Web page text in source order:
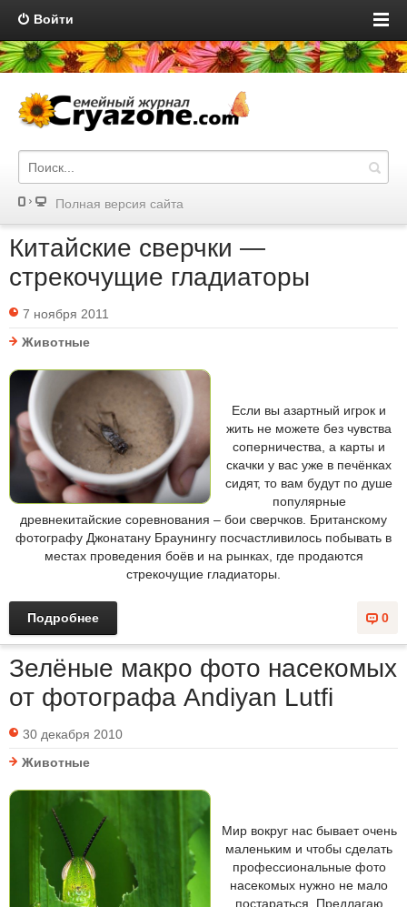
Войти
Полная версия сайта
Китайские сверчки —
стрекочущие гладиаторы
7 ноября 2011
Животные
Если вы азартный игрок и
жить не можете без чувства
соперничества, а карты и
скачки у вас уже в печёнках
сидят, то вам будут по душе
популярные
древнекитайские соревнования – бои сверчков. Британскому
фотографу Джонатану Браунингу посчастливилось побывать в
местах проведения боёв и на рынках, где продаются
стрекочущие гладиаторы.
0
Подробнее
Зелёные макро фото насекомых
от фотографа Andiyan Lutfi
30 декабря 2010
Животные
Мир вокруг нас бывает очень
маленьким и чтобы сделать
профессиональные фото
насекомых нужно не мало
постараться. Предлагаю